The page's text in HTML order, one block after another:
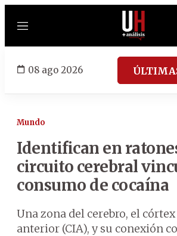
Menú
08 ago 2026
Mundo
Identifican en
circuito cerebral
consumo de cocaína
Una zona del cerebro, el
anterior (CIA), y su conexión